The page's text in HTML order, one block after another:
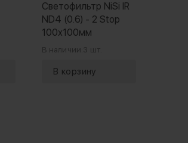
Светофильтр NiSi IR
ND4 (0.6) - 2 Stop
100x100мм
В наличии: 3 шт.